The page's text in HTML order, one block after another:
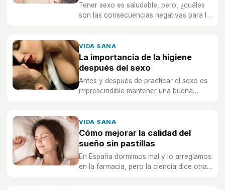
Tener sexo es saludable, pero, ¿cuáles
son las consecuencias negativas para la
VIDA SANA
La importancia de la higiene
después del sexo
Antes y después de practicar el sexo es
imprescindible mantener una buena
VIDA SANA
Cómo mejorar la calidad del
sueño sin pastillas
En España dormimos mal y lo arreglamos
en la farmacia, pero la ciencia dice otra